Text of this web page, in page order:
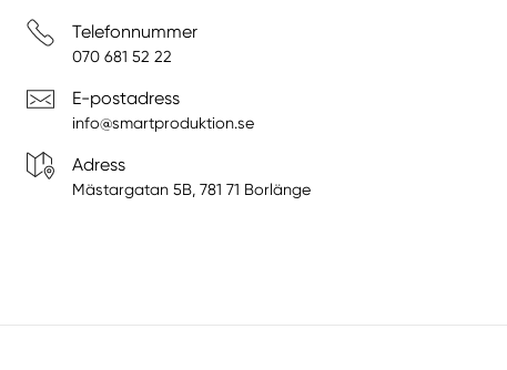
Telefonnummer
070 681 52 22
E-postadress
info@smartproduktion.se
Adress
Mästargatan 5B, 781 71 Borlänge